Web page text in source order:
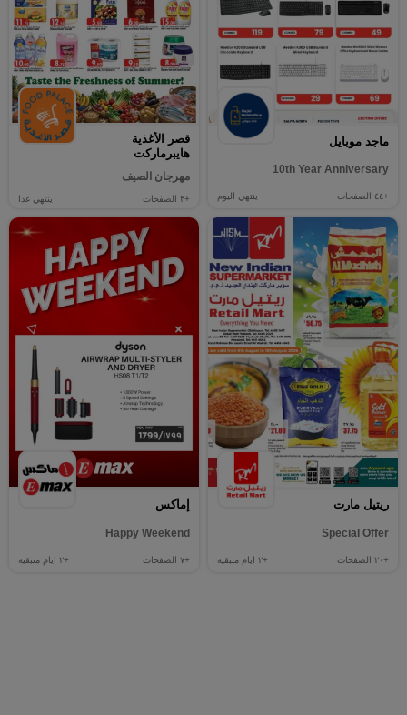
ماجد موبايل
10th Year Anniversary
+٤٤ الصفحات ينتهي اليوم
قصر الأغذية
هايبرماركت
مهرجان الصيف
+٣ الصفحات ينتهي غدا
ريتيل مارت
Special Offer
+٢٠ الصفحات +٢ ايام متبقية
إماكس
Happy Weekend
+٧ الصفحات +٢ ايام متبقية